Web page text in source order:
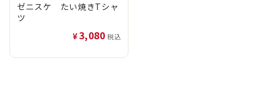
ゼニスケ たい焼きTシャ
ツ
¥3,080 税込